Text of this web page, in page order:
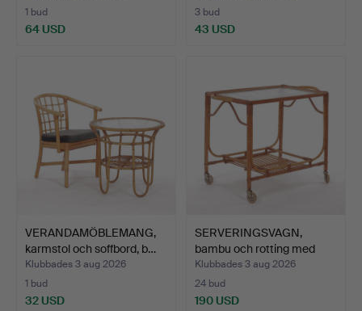
1 bud
64 USD
3 bud
43 USD
VERANDAMÖBLEMANG,
karmstol och soffbord, b…
Klubbades 3 aug 2026
1 bud
32 USD
SERVERINGSVAGN,
bambu och rotting med
rågl…
Klubbades 3 aug 2026
24 bud
190 USD